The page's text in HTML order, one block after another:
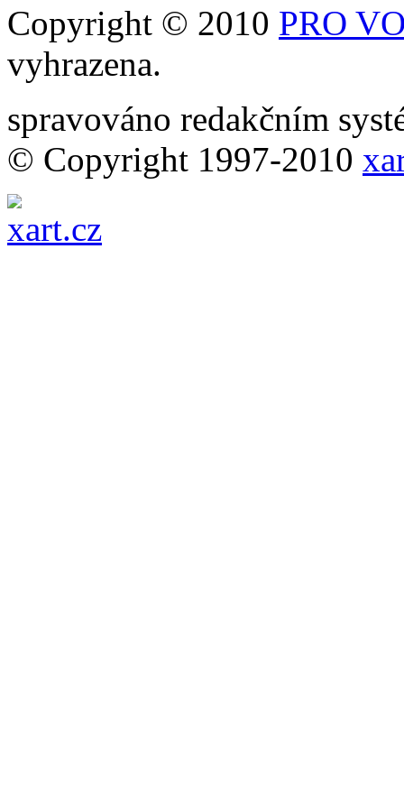
Copyright © 2010 PRO
vyhrazena.
spravováno redakčním
© Copyright 1997-2010